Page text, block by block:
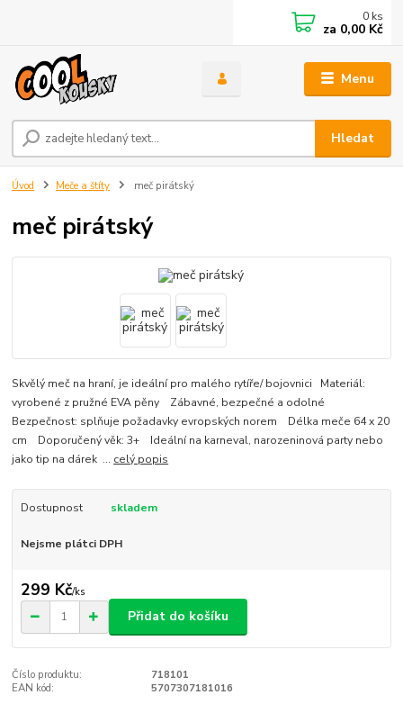
Menu
Hledat
0 ks
za 0,00 Kč
Úvod Meče a štíty meč pirátský
meč pirátský
Skvělý meč na hraní, je ideální pro malého rytíře/ bojovnici Materiál:
vyrobené z pružné EVA pěny Zábavné, bezpečné a odolné
Bezpečnost: splňuje požadavky evropských norem Délka meče 64 x 20
cm Doporučený věk: 3+ Ideální na karneval, narozeninová party nebo
jako tip na dárek ... celý popis
Dostupnost skladem
Nejsme plátci DPH
299 Kč/ks
Přidat do košíku
Číslo produktu:
718101
EAN kód:
5707307181016